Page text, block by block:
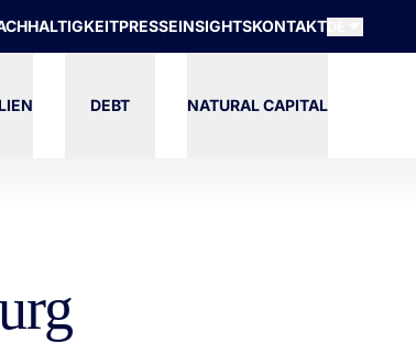
PRESSEINSIGHTSKONTAKT
DEBT NATURAL CAPITAL